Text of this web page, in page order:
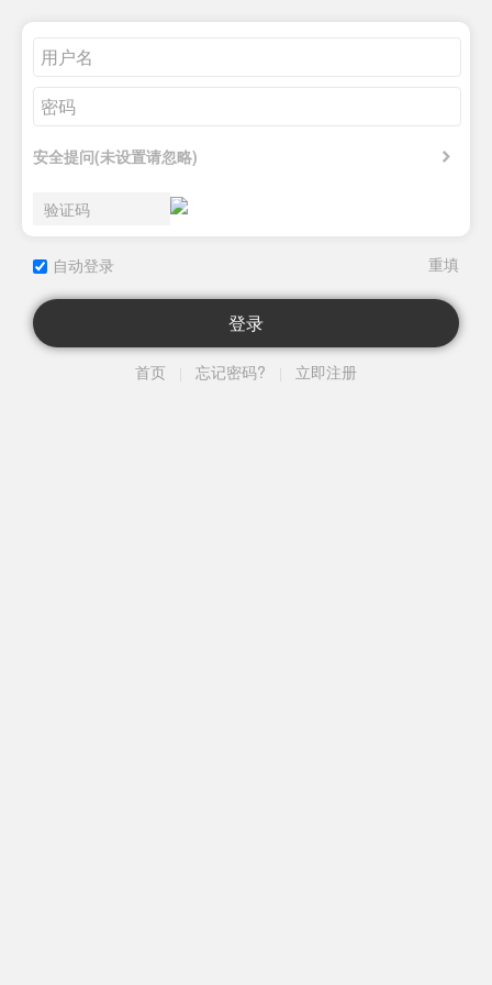
安全提问(未设置请忽略)
自动登录
登录
首页 忘记密码? 立即注册